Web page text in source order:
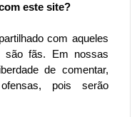
este site?
com aqueles
são fãs. Em nossas
de comentar,
pois serão